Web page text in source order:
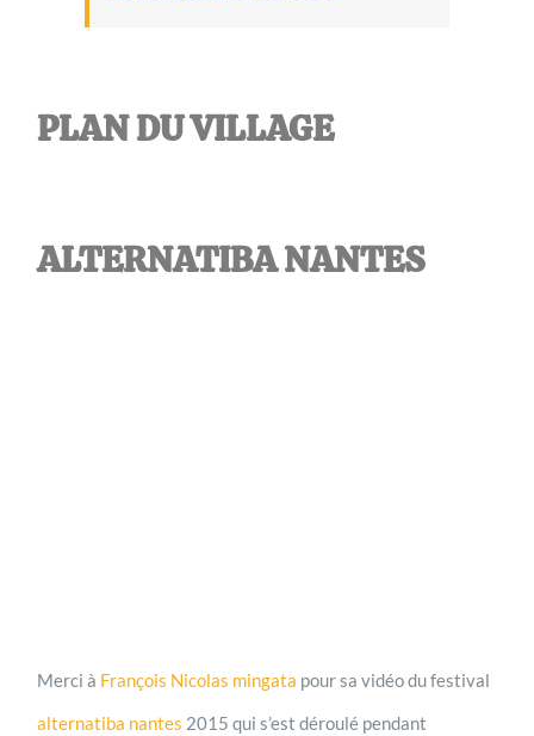
PLAN DU VILLAGE
ALTERNATIBA NANTES
Merci à François Nicolas mingata pour sa vidéo du festival
alternatiba nantes 2015 qui s’est déroulé pendant